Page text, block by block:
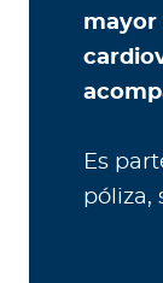
mayor
Es
póliza,